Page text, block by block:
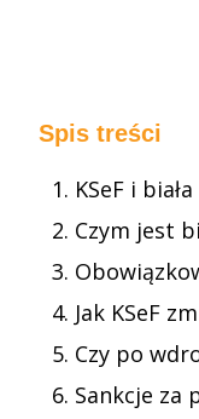
Spis treści
KSeF i
Czym jest
Jak KSeF
Czy po
Sankcje za